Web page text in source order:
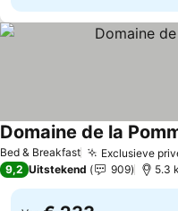
Bed & Breakfast Exclusieve
Domaine de la
9,2 Uitstekend 909 5.3